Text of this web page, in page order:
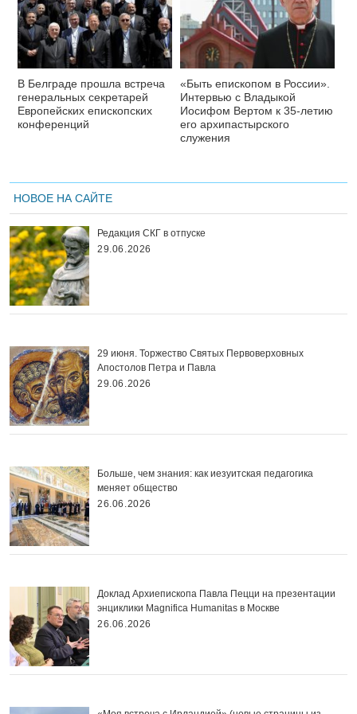
В Белграде прошла встреча
генеральных секретарей
Европейских епископских
конференций
«Быть епископом в России».
Интервью с Владыкой
Иосифом Вертом к 35-летию
его архипастырского
служения
НОВОЕ НА САЙТЕ
Редакция СКГ в отпуске
29.06.2026
29 июня. Торжество Святых Первоверховных
Апостолов Петра и Павла
29.06.2026
Больше, чем знания: как иезуитская педагогика
меняет общество
26.06.2026
Доклад Архиепископа Павла Пецци на презентации
энциклики Magnifica Нumanitas в Москве
26.06.2026